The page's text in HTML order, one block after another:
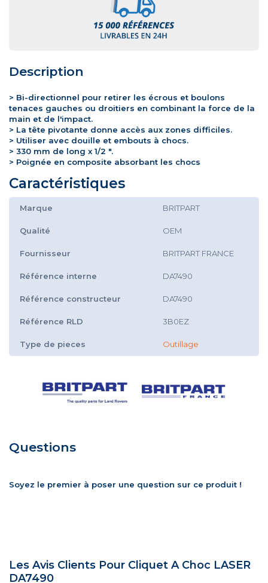
Description
> Bi-directionnel pour retirer les écrous et boulons
tenaces gauches ou droitiers en combinant la force de la
main et de l'impact.
> La tête pivotante donne accès aux zones difficiles.
> Utiliser avec douille et embouts à chocs.
> 330 mm de long x 1/2 ".
> Poignée en composite absorbant les chocs
Caractéristiques
Marque BRITPART
Qualité OEM
Fournisseur BRITPART FRANCE
Référence interne DA7490
Référence constructeur DA7490
Référence RLD 3B0EZ
Type de pieces Outillage
Questions
Soyez le premier à poser une question sur ce produit !
Les Avis Clients Pour Cliquet A Choc LASER
DA7490